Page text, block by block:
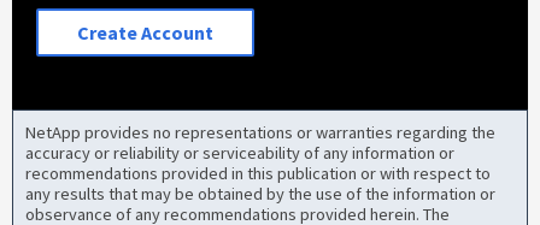
Create Account
NetApp provides no representations or warranties regarding the
accuracy or reliability or serviceability of any information or
recommendations provided in this publication or with respect to
any results that may be obtained by the use of the information or
observance of any recommendations provided herein. The